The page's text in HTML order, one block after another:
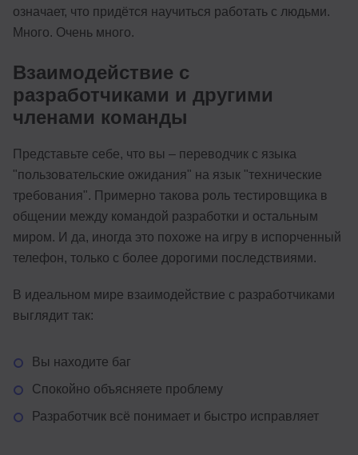
означает, что придётся научиться работать с людьми.
Много. Очень много.
Взаимодействие с
разработчиками и другими
членами команды
Представьте себе, что вы – переводчик с языка
"пользовательские ожидания" на язык "технические
требования". Примерно такова роль тестировщика в
общении между командой разработки и остальным
миром. И да, иногда это похоже на игру в испорченный
телефон, только с более дорогими последствиями.
В идеальном мире взаимодействие с разработчиками
выглядит так:
Вы находите баг
Спокойно объясняете проблему
Разработчик всё понимает и быстро исправляет